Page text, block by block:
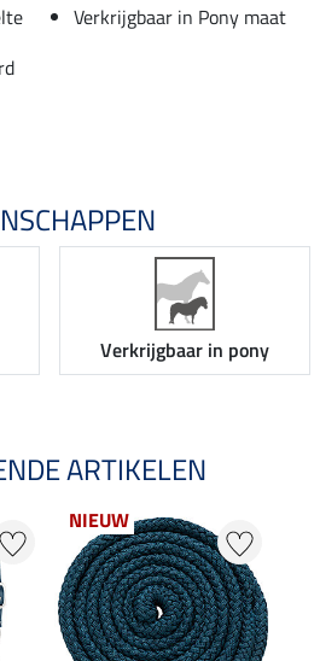
Verkrijgbaar in Pony maat
Verkrijgbaar in pony
ARTIKELEN
NIEUW